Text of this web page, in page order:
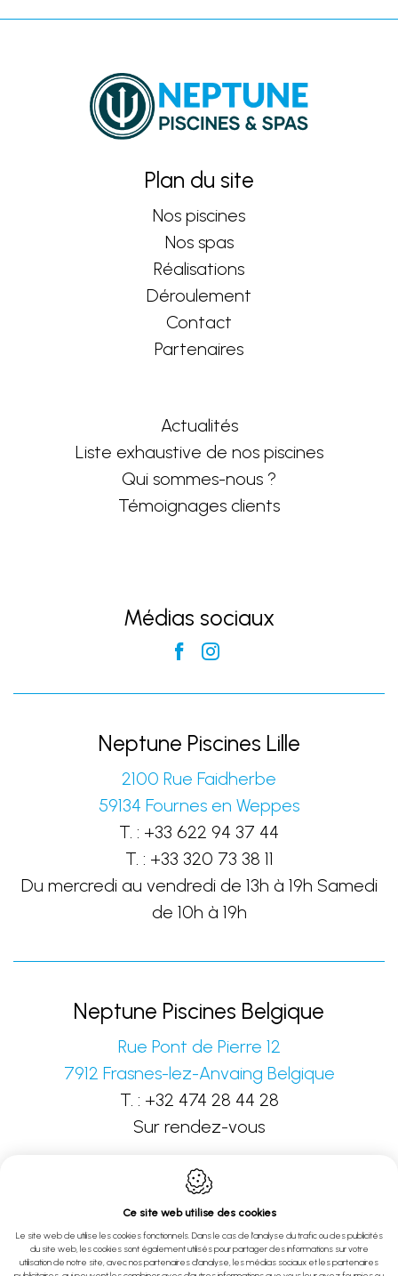
Plan du site
Nos piscines
Nos spas
Réalisations
Déroulement
Contact
Partenaires
Actualités
Liste exhaustive de nos piscines
Qui sommes-nous ?
Témoignages clients
Médias sociaux
Neptune Piscines Lille
2100 Rue Faidherbe
59134 Fournes en Weppes
T. : +33 622 94 37 44
T. : +33 320 73 38 11
Du mercredi au vendredi de 13h à 19h Samedi
de 10h à 19h
Neptune Piscines Belgique
Rue Pont de Pierre 12
7912 Frasnes-lez-Anvaing Belgique
T. : +32 474 28 44 28
Sur rendez-vous
Webdesign by IDcreation 2022
Ce site web utilise des cookies
Le site web de utilise les cookies fonctionnels. Dans le cas de l'analyse du trafic ou des publicités
du site web, les cookies sont également utilisés pour partager des informations sur votre
utilisation de notre site, avec nos partenaires d'analyse, les médias sociaux et les partenaires